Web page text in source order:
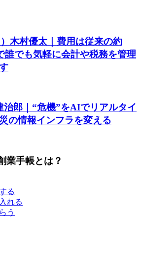
木村優太｜費用は従来の約
誰でも気軽に会計や税務を管理
治郎｜“危機”をAIでリアルタイ
の情報インフラを変える
業手帳とは？
る
れる
う